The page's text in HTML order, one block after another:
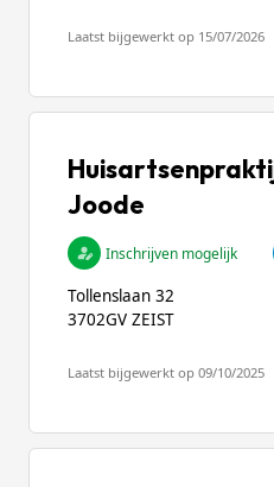
Laatst bijgewerkt op 15/07/2026
Joode
Inschrijven mogelijk
Tollenslaan 32
3702GV ZEIST
Laatst bijgewerkt op 09/10/2025